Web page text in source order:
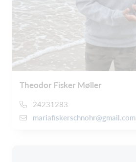
Theodor Fisker Møller
24231283
mariafiskerschnohr@gmail.com